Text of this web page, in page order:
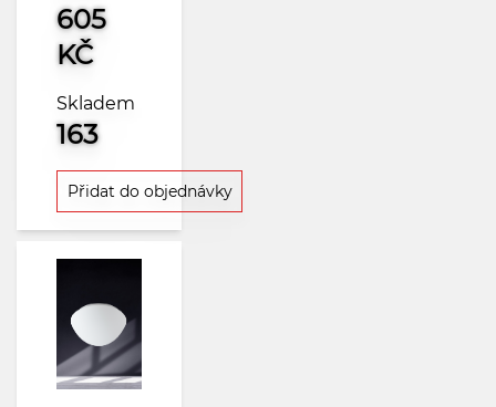
605
KČ
Skladem
163
Přidat do objednávky